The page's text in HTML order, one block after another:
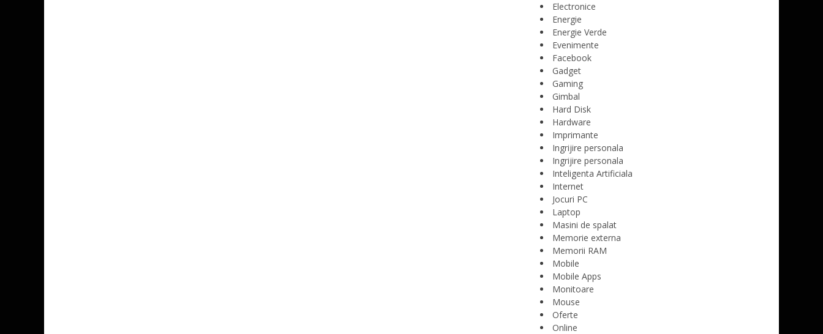
Electronice
Energie
Energie Verde
Evenimente
Facebook
Gadget
Gaming
Gimbal
Hard Disk
Hardware
Imprimante
Ingrijire personala
Ingrijire personala
Inteligenta Artificiala
Internet
Jocuri PC
Laptop
Masini de spalat
Memorie externa
Memorii RAM
Mobile
Mobile Apps
Monitoare
Mouse
Oferte
Online